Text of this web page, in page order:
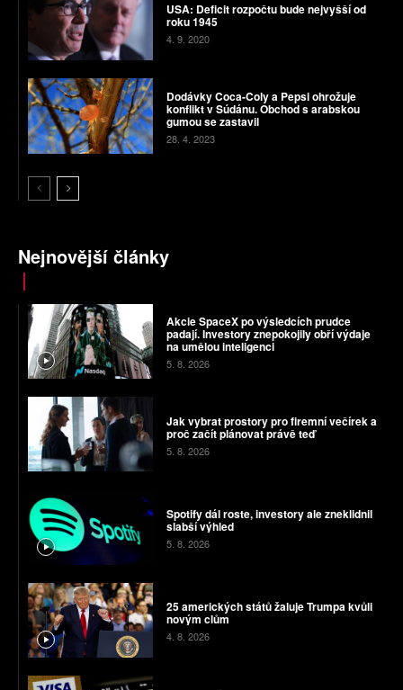
USA: Deficit rozpočtu bude nejvyšší od
roku 1945
4. 9. 2020
Dodávky Coca-Coly a Pepsi ohrožuje
konflikt v Súdánu. Obchod s arabskou
gumou se zastavil
28. 4. 2023
Nejnovější články
Akcie SpaceX po výsledcích prudce
padají. Investory znepokojily obří výdaje
na umělou inteligenci
5. 8. 2026
Jak vybrat prostory pro firemní večírek a
proč začít plánovat právě teď
5. 8. 2026
Spotify dál roste, investory ale zneklidnil
slabší výhled
5. 8. 2026
25 amerických států žaluje Trumpa kvůli
novým clům
4. 8. 2026